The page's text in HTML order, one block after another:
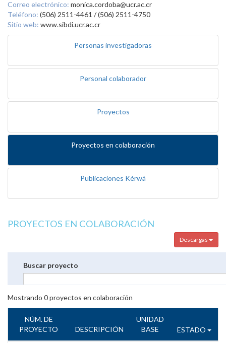
Correo electrónico: monica.cordoba@ucr.ac.cr
Teléfono: (506) 2511-4461 / (506) 2511-4750
Sitio web: www.sibdi.ucr.ac.cr
Personas investigadoras
Personal colaborador
Proyectos
Proyectos en colaboración
Publicaciones Kérwá
PROYECTOS EN COLABORACIÓN
Descargas
Buscar proyecto
Mostrando 0proyectos en colaboración
NÚM. DE
PROYECTO
DESCRIPCIÓN
UNIDAD
BASE
ESTADO